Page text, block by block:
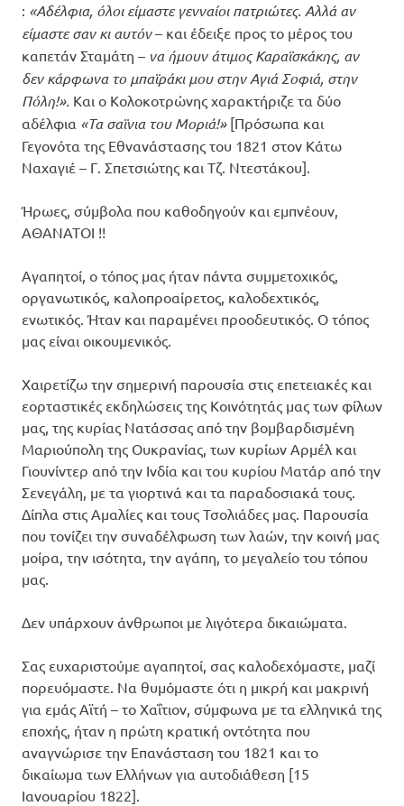
: «Αδέλφια, όλοι είμαστε γενναίοι πατριώτες. Αλλά αν
είμαστε σαν κι αυτόν– και έδειξε προς το μέρος του
καπετάν Σταμάτη – να ήμουν άτιμος Καραϊσκάκης, αν
δεν κάρφωνα το μπαϊράκι μου στην Αγιά Σοφιά, στην
Πόλη!». Και ο Κολοκοτρώνης χαρακτήριζε τα δύο
αδέλφια «Τα σαϊνια του Μοριά!» [Πρόσωπα και
Γεγονότα της Εθνανάστασης του 1821 στον Κάτω
Ναχαγιέ – Γ. Σπετσιώτης και Τζ. Ντεστάκου].
Ήρωες, σύμβολα που καθοδηγούν και εμπνέουν,
ΑΘΑΝΑΤΟΙ !!
Αγαπητοί, ο τόπος μας ήταν πάντα συμμετοχικός,
οργανωτικός, καλοπροαίρετος, καλοδεχτικός,
ενωτικός. Ήταν και παραμένει προοδευτικός. Ο τόπος
μας είναι οικουμενικός.
Χαιρετίζω την σημερινή παρουσία στις επετειακές και
εορταστικές εκδηλώσεις της Κοινότητάς μας των φίλων
μας, της κυρίας Νατάσσας από την βομβαρδισμένη
Μαριούπολη της Ουκρανίας, των κυρίων Αρμέλ και
Γιουνίντερ από την Ινδία και του κυρίου Ματάρ από την
Σενεγάλη, με τα γιορτινά και τα παραδοσιακά τους.
Δίπλα στις Αμαλίες και τους Τσολιάδες μας. Παρουσία
που τονίζει την συναδέλφωση των λαών, την κοινή μας
μοίρα, την ισότητα, την αγάπη, το μεγαλείο του τόπου
μας.
Δεν υπάρχουν άνθρωποι με λιγότερα δικαιώματα.
Σας ευχαριστούμε αγαπητοί, σας καλοδεχόμαστε, μαζί
πορευόμαστε. Να θυμόμαστε ότι η μικρή και μακρινή
για εμάς Αϊτή – το Χαΐτιον, σύμφωνα με τα ελληνικά της
εποχής, ήταν η πρώτη κρατική οντότητα που
αναγνώρισε την Επανάσταση του 1821 και το
δικαίωμα των Ελλήνων για αυτοδιάθεση [15
Ιανουαρίου 1822].